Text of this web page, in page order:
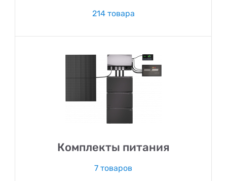
214 товара
Комплекты питания
7 товаров